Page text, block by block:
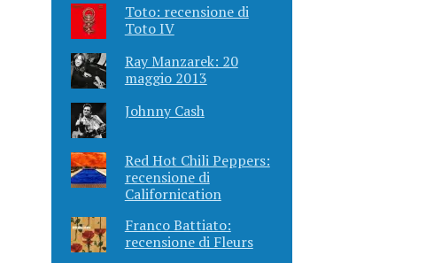
Toto: recensione di
Toto IV
Ray Manzarek: 20
maggio 2013
Johnny Cash
Red Hot Chili Peppers:
recensione di
Californication
Franco Battiato:
recensione di Fleurs